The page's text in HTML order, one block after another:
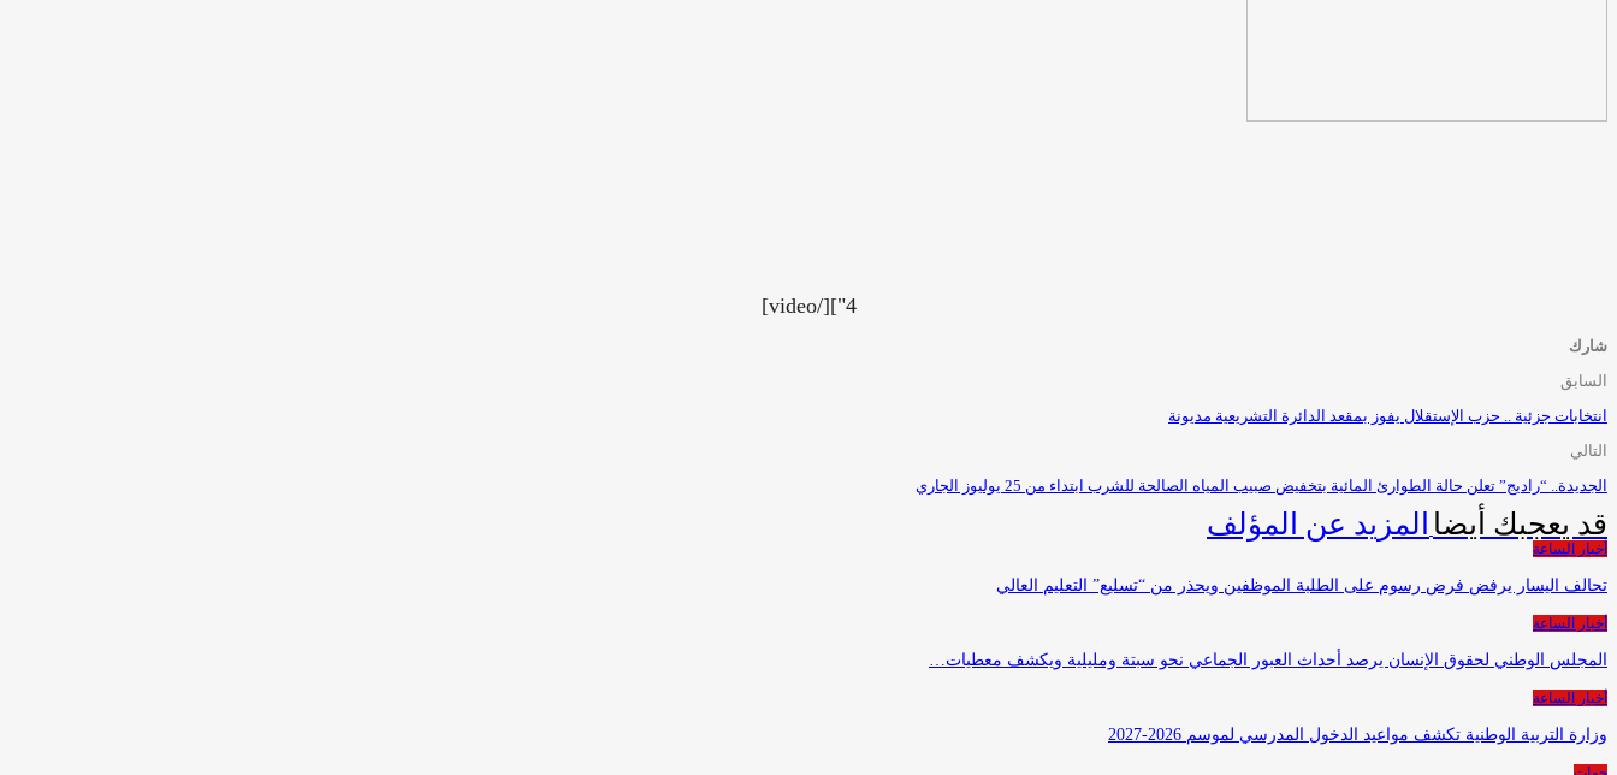
4"][/video]
شارك
السابق
انتخابات جزئية .. حزب الإستقلال يفوز بمقعد الدائرة التشريعية مديونة
التالي
الجديدة.. “راديج” تعلن حالة الطوارئ المائية بتخفيض صبيب المياه الصالحة للشرب ابتداء من 25 يوليوز الجاري
قد يعجبك أيضا المزيد عن المؤلف
أخبار الساعة
تحالف اليسار يرفض فرض رسوم على الطلبة الموظفين ويحذر من “تسليع” التعليم العالي
أخبار الساعة
المجلس الوطني لحقوق الإنسان يرصد أحداث العبور الجماعي نحو سبتة ومليلية ويكشف معطيات…
أخبار الساعة
وزارة التربية الوطنية تكشف مواعيد الدخول المدرسي لموسم 2026-2027